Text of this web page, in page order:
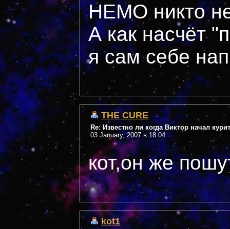
НЕМО никто
А как насчёт
я сам себе
THE CURE
Re: Известно ли когда Виктор начал
03 January, 2007 в 18:04
кот,он же
kot1